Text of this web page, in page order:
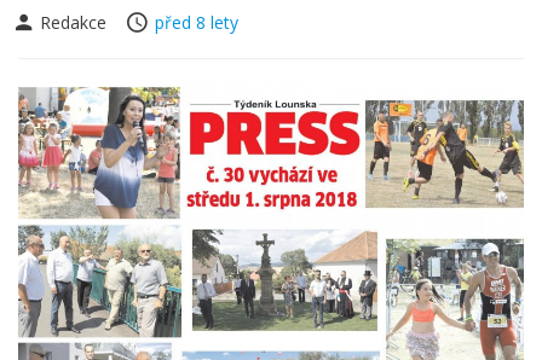
Redakce
před 8 lety